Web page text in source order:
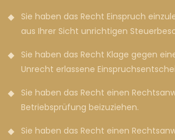
Sie haben das Recht Einspruch
aus Ihrer Sicht unrichtigen
Sie haben das Recht Klage gegen
Unrecht erlassene
Sie haben das Recht einen
Betriebsprüfung beizuziehen.
Sie haben das Recht einen